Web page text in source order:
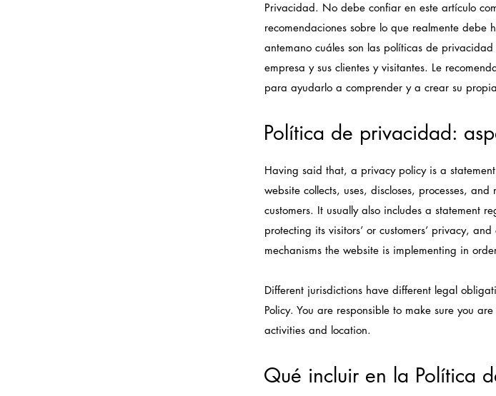
Privacidad. No debe confiar en este artículo
recomendaciones sobre lo que realmente debe
antemano cuáles son las políticas de
empresa y sus clientes y visitantes. Le
para ayudarlo a comprender y a crear su
Política de privacidad:
Having said that, a privacy policy is a
website collects, uses, discloses, processes,
customers. It usually also includes a statement
protecting its visitors’ or customers’ privacy,
mechanisms the website is implementing in
Different jurisdictions have different legal
Policy. You are responsible to make sure you
activities and location.
Qué incluir en la Política